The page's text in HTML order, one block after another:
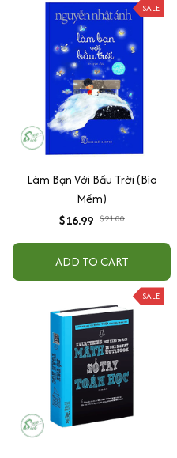
SALE
Làm Bạn Với Bầu Trời (Bìa
Mềm)
$16.99 $21.00
ADD TO CART
SALE